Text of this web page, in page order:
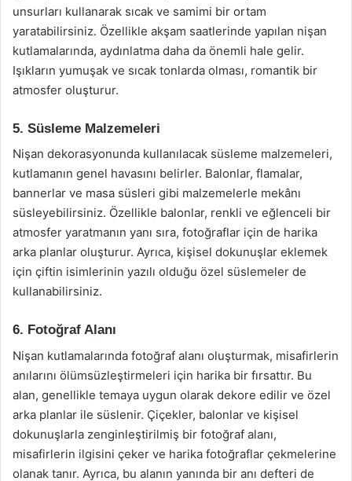
unsurları kullanarak sıcak ve samimi bir ortam
yaratabilirsiniz. Özellikle akşam saatlerinde yapılan nişan
kutlamalarında, aydınlatma daha da önemli hale gelir.
Işıkların yumuşak ve sıcak tonlarda olması, romantik bir
atmosfer oluşturur.
5. Süsleme Malzemeleri
Nişan dekorasyonunda kullanılacak süsleme malzemeleri,
kutlamanın genel havasını belirler. Balonlar, flamalar,
bannerlar ve masa süsleri gibi malzemelerle mekânı
süsleyebilirsiniz. Özellikle balonlar, renkli ve eğlenceli bir
atmosfer yaratmanın yanı sıra, fotoğraflar için de harika
arka planlar oluşturur. Ayrıca, kişisel dokunuşlar eklemek
için çiftin isimlerinin yazılı olduğu özel süslemeler de
kullanabilirsiniz.
6. Fotoğraf Alanı
Nişan kutlamalarında fotoğraf alanı oluşturmak, misafirlerin
anılarını ölümsüzleştirmeleri için harika bir fırsattır. Bu
alan, genellikle temaya uygun olarak dekore edilir ve özel
arka planlar ile süslenir. Çiçekler, balonlar ve kişisel
dokunuşlarla zenginleştirilmiş bir fotoğraf alanı,
misafirlerin ilgisini çeker ve harika fotoğraflar çekmelerine
olanak tanır. Ayrıca, bu alanın yanında bir anı defteri de